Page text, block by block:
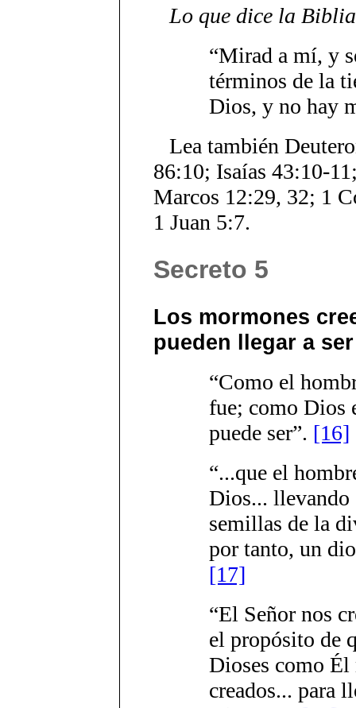
Lo que dice la
“Mirad a mí, y
términos de la
Dios, y no hay
Lea también
86:10; Isaías 43:10-
Marcos 12:29, 32; 1
1 Juan 5:7.
Secreto 5
Los mormones
pueden llegar a
“Como el
fue; como Dios
puede ser”. [16]
“...que el
Dios... llevando
semillas de la
por tanto, un
[17]
“El Señor nos
el propósito de
Dioses como
creados... para